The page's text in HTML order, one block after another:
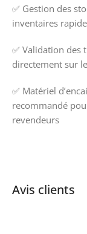
✅ Gestion des
inventaires
✅ Validation des
directement sur
✅ Matériel
recommandé
revendeurs
Avis clients